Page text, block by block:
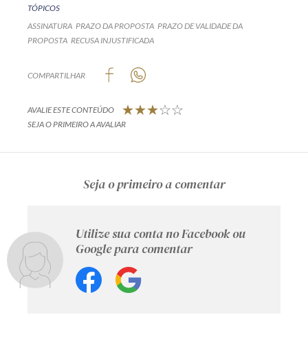
TÓPICOS
ASSINATURA PRAZO DA PROPOSTA PRAZO DE VALIDADE DA
PROPOSTA RECUSA INJUSTIFICADA
COMPARTILHAR
AVALIE ESTE CONTEÚDO
SEJA O PRIMEIRO A AVALIAR
Seja o primeiro a comentar
Utilize sua conta no Facebook ou
Google para comentar